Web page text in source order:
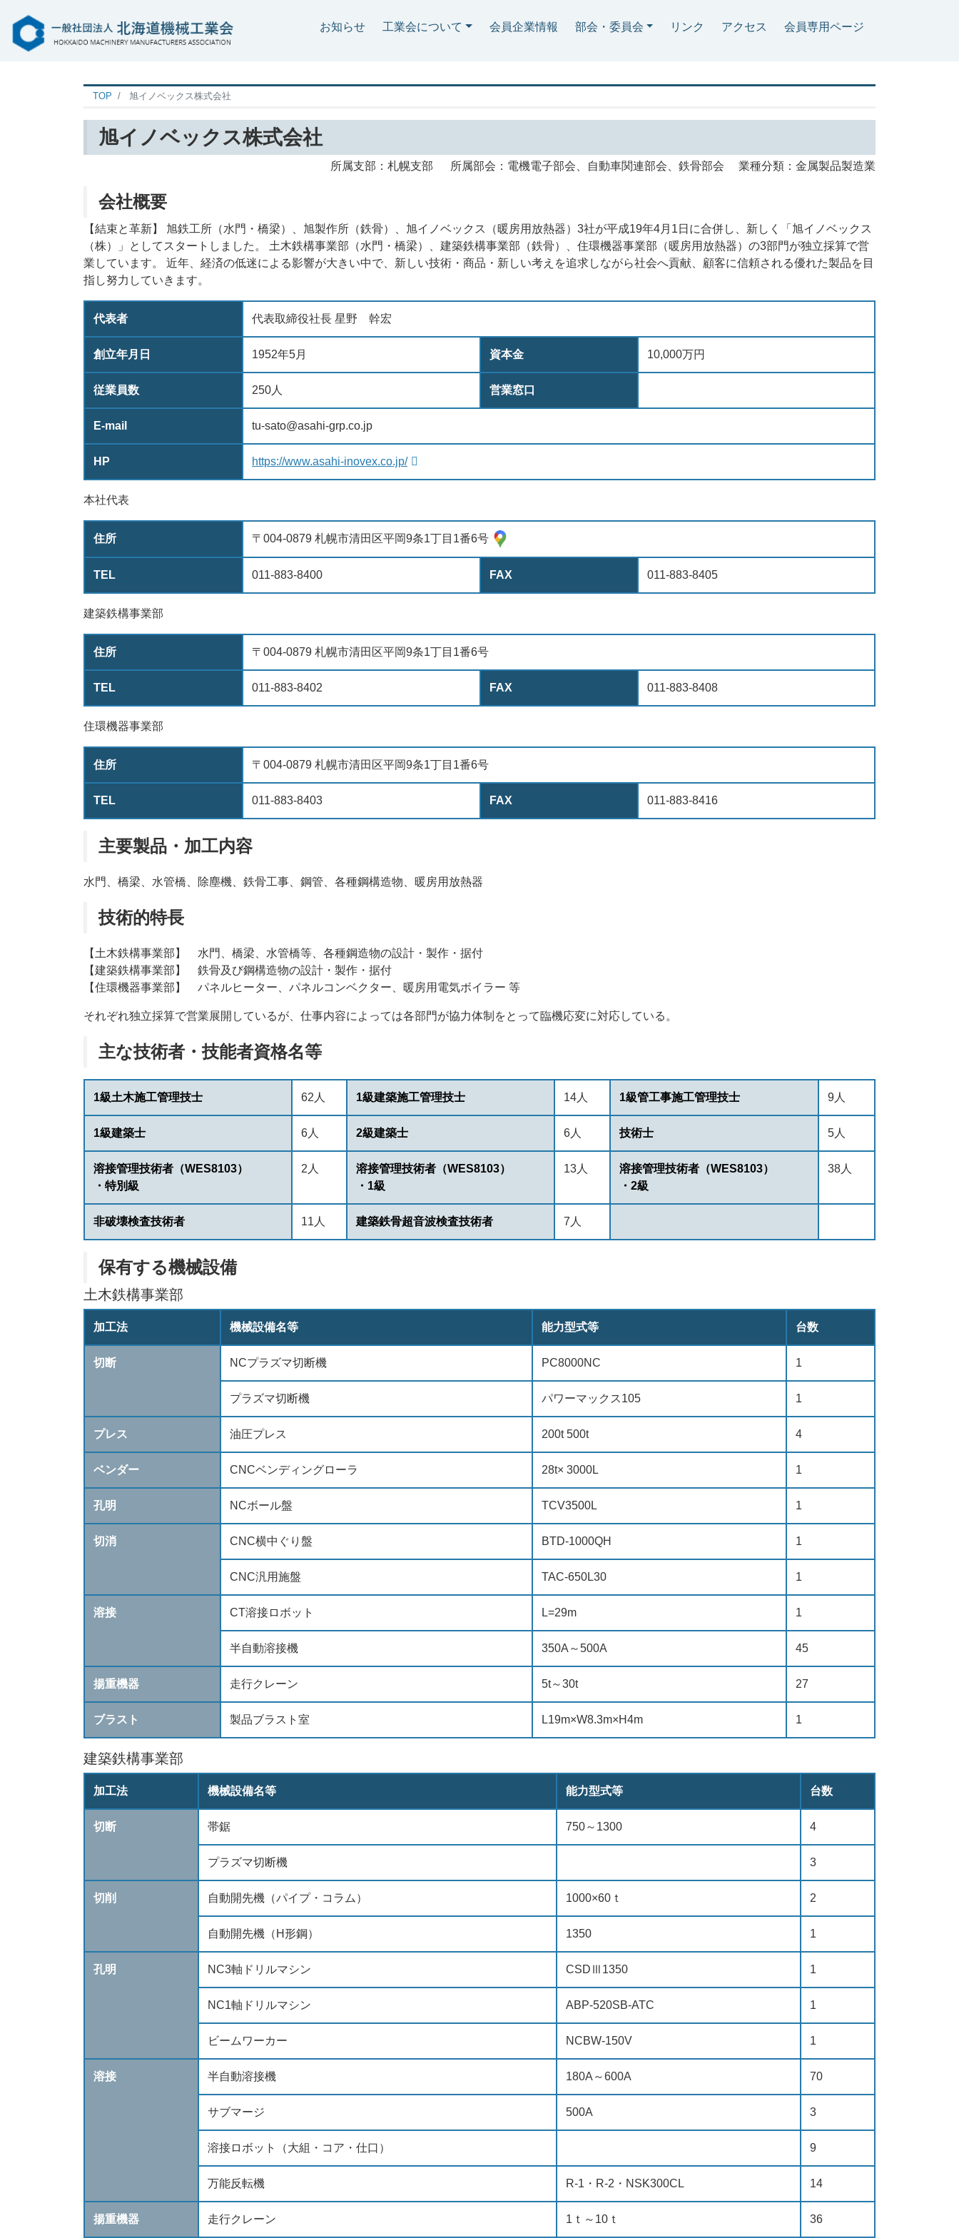
お知らせ 工業会について 会員企業情報 部会・委員会 リンク アクセス 会員専用ページ
TOP 旭イノベックス株式会社
旭イノベックス株式会社
所属支部：札幌支部 所属部会：電機電子部会、自動車関連部会、鉄骨部会 業種分類：金属製品製造業
会社概要
【結束と革新】 旭鉄工所（水門・橋梁）、旭製作所（鉄骨）、旭イノベックス（暖房用放熱器）3社が平成19年4月1日に合併し、新しく「旭イノベックス
（株）」としてスタートしました。 土木鉄構事業部（水門・橋梁）、建築鉄構事業部（鉄骨）、住環機器事業部（暖房用放熱器）の3部門が独立採算で営
業しています。 近年、経済の低迷による影響が大きい中で、新しい技術・商品・新しい考えを追求しながら社会へ貢献、顧客に信頼される優れた製品を目
指し努力していきます。
代表者 代表取締役社長 星野 幹宏
創立年月日 1952年5月 資本金 10,000万円
従業員数 250人 営業窓口
E-mail tu-sato@asahi-grp.co.jp
HP https://www.asahi-inovex.co.jp/
本社代表
住所 〒004-0879 札幌市清田区平岡9条1丁目1番6号
TEL 011-883-8400 FAX 011-883-8405
建築鉄構事業部
住所 〒004-0879 札幌市清田区平岡9条1丁目1番6号
TEL 011-883-8402 FAX 011-883-8408
住環機器事業部
住所 〒004-0879 札幌市清田区平岡9条1丁目1番6号
TEL 011-883-8403 FAX 011-883-8416
主要製品・加工内容
水門、橋梁、水管橋、除塵機、鉄骨工事、鋼管、各種鋼構造物、暖房用放熱器
技術的特長
【土木鉄構事業部】 水門、橋梁、水管橋等、各種鋼造物の設計・製作・据付
【建築鉄構事業部】 鉄骨及び鋼構造物の設計・製作・据付
【住環機器事業部】 パネルヒーター、パネルコンベクター、暖房用電気ボイラー 等
それぞれ独立採算で営業展開しているが、仕事内容によっては各部門が協力体制をとって臨機応変に対応している。
主な技術者・技能者資格名等
1級土木施工管理技士 62人 1級建築施工管理技士 14人 1級管工事施工管理技士 9人
1級建築士 6人 2級建築士 6人 技術士 5人
溶接管理技術者（WES8103）
・特別級
2人
溶接管理技術者（WES8103）
・1級
13人
溶接管理技術者（WES8103）
・2級
38人
非破壊検査技術者 11人 建築鉄骨超音波検査技術者 7人
保有する機械設備
土木鉄構事業部
加工法 機械設備名等 能力型式等 台数
切断 NCプラズマ切断機 PC8000NC 1
プラズマ切断機 パワーマックス105 1
プレス 油圧プレス 200t 500t 4
ベンダー CNCベンディングローラ 28t× 3000L 1
孔明 NCボール盤 TCV3500L 1
切消 CNC横中ぐり盤 BTD-1000QH 1
CNC汎用施盤 TAC-650L30 1
溶接 CT溶接ロボット L=29m 1
半自動溶接機 350A～500A 45
揚重機器 走行クレーン 5t～30t 27
ブラスト 製品ブラスト室 L19m×W8.3m×H4m 1
建築鉄構事業部
加工法 機械設備名等 能力型式等 台数
切断 帯鋸 750～1300 4
プラズマ切断機 3
切削 自動開先機（パイプ・コラム） 1000×60ｔ 2
自動開先機（H形鋼） 1350 1
孔明 NC3軸ドリルマシン CSDⅢ1350 1
NC1軸ドリルマシン ABP-520SB-ATC 1
ビームワーカー NCBW-150V 1
溶接 半自動溶接機 180A～600A 70
サブマージ 500A 3
溶接ロボット（大組・コア・仕口） 9
万能反転機 R-1・R-2・NSK300CL 14
揚重機器 走行クレーン 1ｔ～10ｔ 36